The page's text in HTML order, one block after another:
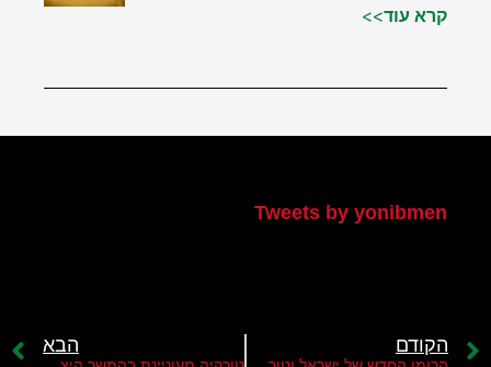
קרא עוד>>
Tweets by yonibmen
הקודם הבא